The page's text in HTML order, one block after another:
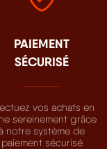
PAIEMENT
SÉCURISÉ
vos achats en
sereinement grâce
notre système de
paiement sécurisé